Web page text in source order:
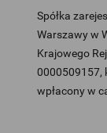
Spółka
Warszawy w
Krajowego
0000509157,
wpłacony w